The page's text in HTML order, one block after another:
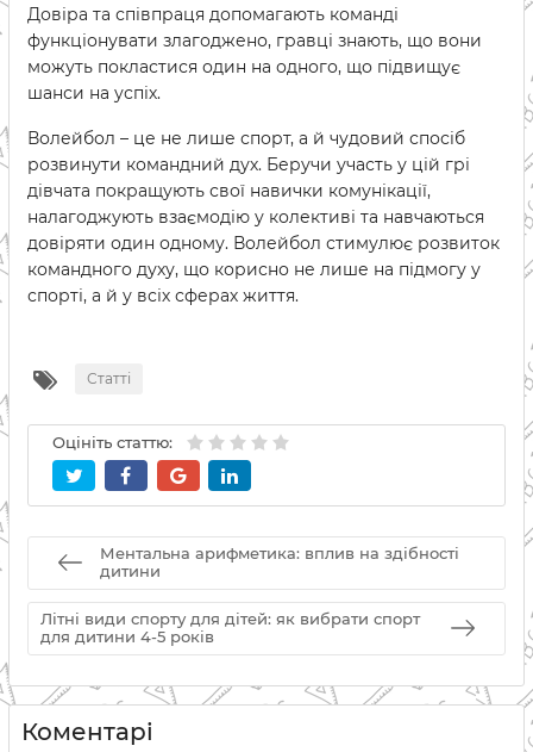
Довіра та співпраця допомагають команді
функціонувати злагоджено, гравці знають, що вони
можуть покластися один на одного, що підвищує
шанси на успіх.
Волейбол – це не лише спорт, а й чудовий спосіб
розвинути командний дух. Беручи участь у цій грі
дівчата покращують свої навички комунікації,
налагоджують взаємодію у колективі та навчаються
довіряти один одному. Волейбол стимулює розвиток
командного духу, що корисно не лише на підмогу у
спорті, а й у всіх сферах життя.
Статті
Оцініть статтю:
Ментальна арифметика: вплив на здібності
дитини
Літні види спорту для дітей: як вибрати спорт
для дитини 4-5 років
Коментарі